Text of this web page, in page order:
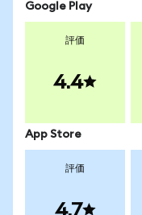
Google Play
評価
4.4
App Store
評価
4.7